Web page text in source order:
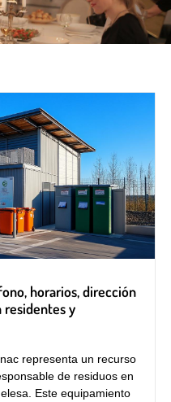
horarios, dirección
residentes y
representa un recurso
de residuos en
Este equipamiento